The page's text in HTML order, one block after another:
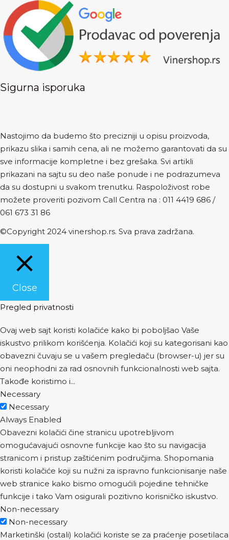
Sigurna isporuka
Nastojimo da budemo što precizniji u opisu proizvoda,
prikazu slika i samih cena, ali ne možemo garantovati da su
sve informacije kompletne i bez grešaka. Svi artikli
prikazani na sajtu su deo naše ponude i ne podrazumeva
da su dostupni u svakom trenutku. Raspoloživost robe
možete proveriti pozivom Call Centra na : 011 4419 686 /
061 673 31 86
©Copyright 2024 vinershop.rs. Sva prava zadržana.
Close
Pregled privatnosti
Ovaj web sajt koristi kolačiće kako bi poboljšao Vaše
iskustvo prilikom korišćenja. Kolačići koji su kategorisani kao
obavezni čuvaju se u vašem pregledaču (browser-u) jer su
oni neophodni za rad osnovnih funkcionalnosti web sajta.
Takođe koristimo i...
Necessary
Necessary
Always Enabled
Obavezni kolačići čine stranicu upotrebljivom
omogućavajući osnovne funkcije kao što su navigacija
stranicom i pristup zaštićenim područjima. Shopomania
koristi kolačiće koji su nužni za ispravno funkcionisanje naše
web stranice kako bismo omogućili pojedine tehničke
funkcije i tako Vam osigurali pozitivno korisničko iskustvo.
Non-necessary
Non-necessary
Marketinški (ostali) kolačići koriste se za praćenje posetilaca